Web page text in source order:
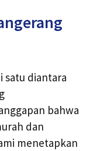
satu diantara
bahwa
dan
menetapkan